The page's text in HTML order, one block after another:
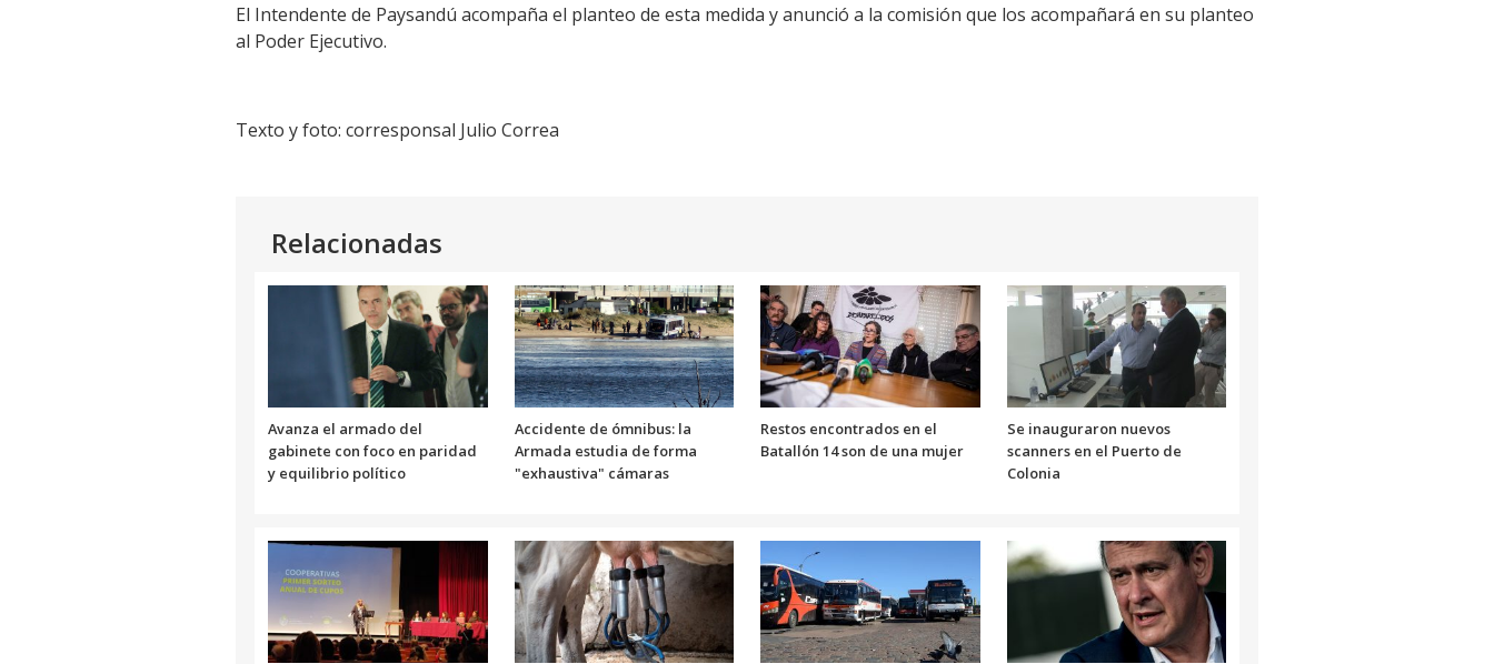
El Intendente de Paysandú acompaña el planteo de esta medida y anunció a la comisión que los acompañará en su planteo
al Poder Ejecutivo.
Texto y foto: corresponsal Julio Correa
Relacionadas
Avanza el armado del
gabinete con foco en paridad
y equilibrio político
Accidente de ómnibus: la
Armada estudia de forma
"exhaustiva" cámaras
Restos encontrados en el
Batallón 14 son de una mujer
Se inauguraron nuevos
scanners en el Puerto de
Colonia